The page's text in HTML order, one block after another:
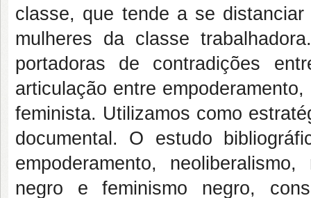
classe, que tende a se
mulheres da classe
portadoras de contradições
articulação entre
feminista. Utilizamos como
documental. O estudo
empoderamento,
negro e feminismo negro,